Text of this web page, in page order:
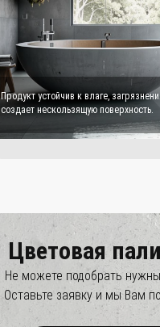
Продукт устойчив к влаге,
создает нескользящую поверхность.
Цветовая
Не можете подобрать
Оставьте заявку и мы Вам